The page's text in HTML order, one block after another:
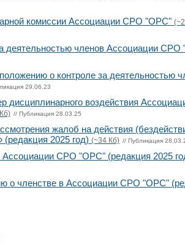
комиссии Ассоциации СРО "ОРС"
деятельностью членов Ассоциации
о контроле за деятельностью
29.06.23
дисциплинарного воздействия
// Публикация 28.03.25
жалоб на действия
2025 год) (~34 Кб) // Публикация
Ассоциации СРО "ОРС" (редакция 2025
о членстве в Ассоциации СРО "ОРС"